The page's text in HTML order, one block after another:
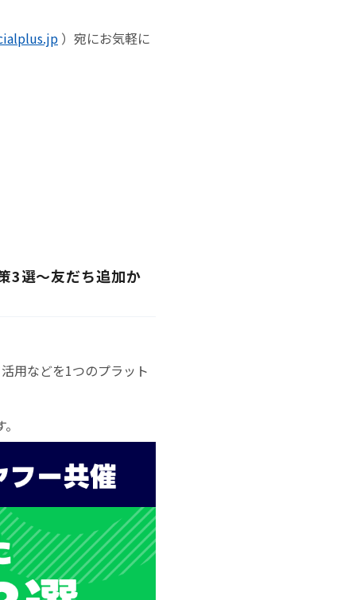
）宛にお気軽に
3選〜友だち追加か
用などを1つのプラット